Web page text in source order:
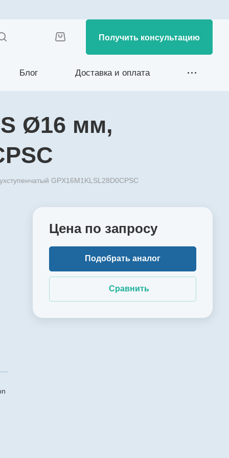
Получить консультацию
Блог Доставка и оплата
Ø16 мм,
GPX16M1KLSL28D0CPSC
Цена по запросу
Подобрать аналог
Сравнить